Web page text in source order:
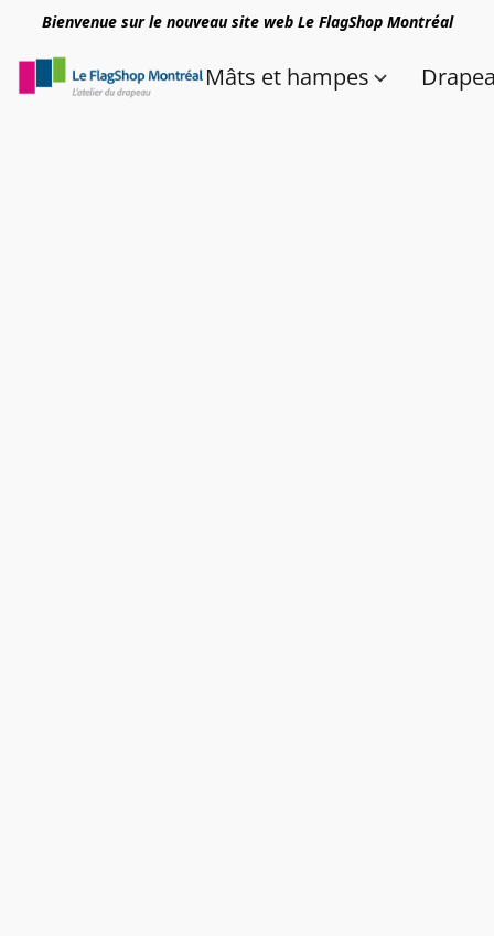
Bienvenue sur le nouveau site web Le FlagShop Montréal
Mâts et hampes